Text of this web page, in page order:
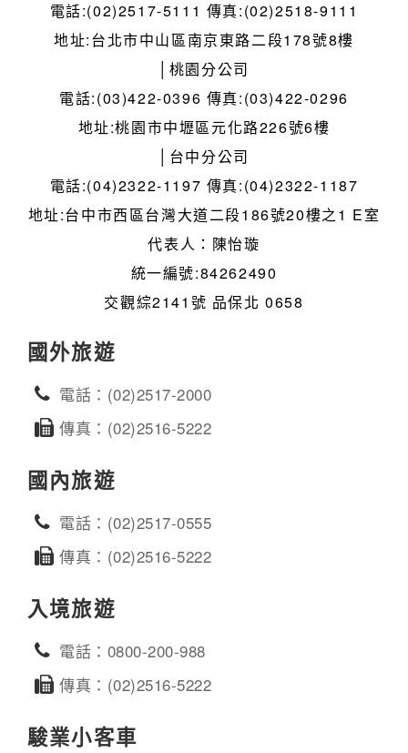
電話:(02)2517-5111 傳真:(02)2518-9111
地址:台北市中山區南京東路二段178號8樓
│桃園分公司
電話:(03)422-0396 傳真:(03)422-0296
地址:桃園市中壢區元化路226號6樓
│台中分公司
電話:(04)2322-1197 傳真:(04)2322-1187
地址:台中市西區台灣大道二段186號20樓之1 E室
代表人：陳怡璇
統一編號:84262490
交觀綜2141號 品保北 0658
國外旅遊
電話：(02)2517-2000
傳真：(02)2516-5222
國內旅遊
電話：(02)2517-0555
傳真：(02)2516-5222
入境旅遊
電話：0800-200-988
傳真：(02)2516-5222
駿業小客車